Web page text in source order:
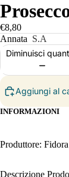
€8,80
Annata S.A
Diminuisci
Aggiungi al
INFORMAZIONI
Produttore:
Descrizione